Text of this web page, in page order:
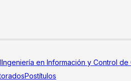
Ingeniería en Información y Control de
Postítulos